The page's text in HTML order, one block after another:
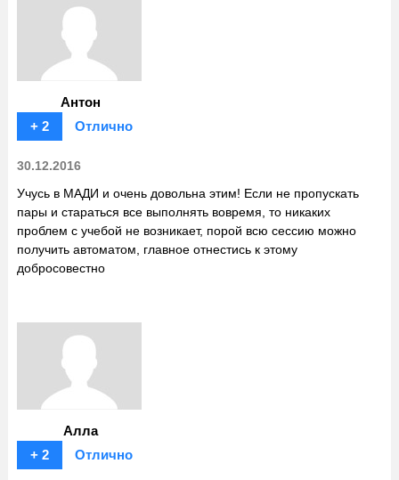
Антон
+ 2
Отлично
30.12.2016
Учусь в МАДИ и очень довольна этим! Если не пропускать
пары и стараться все выполнять вовремя, то никаких
проблем с учебой не возникает, порой всю сессию можно
получить автоматом, главное отнестись к этому
добросовестно
Алла
+ 2
Отлично